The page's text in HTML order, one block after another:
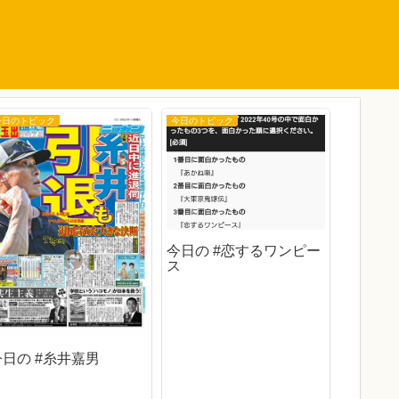
日のトピック
日の #糸井嘉男
今日のトピック
今日の #恋するワンピー
ス